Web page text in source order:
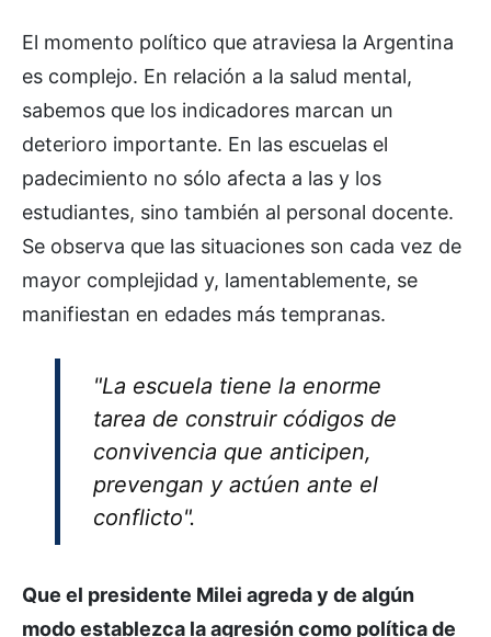
El momento político que atraviesa la Argentina
es complejo. En relación a la salud mental,
sabemos que los indicadores marcan un
deterioro importante. En las escuelas el
padecimiento no sólo afecta a las y los
estudiantes, sino también al personal docente.
Se observa que las situaciones son cada vez de
mayor complejidad y, lamentablemente, se
manifiestan en edades más tempranas.
"La escuela tiene la enorme
tarea de construir códigos de
convivencia que anticipen,
prevengan y actúen ante el
conflicto".
Que el presidente Milei agreda y de algún
modo establezca la agresión como política de